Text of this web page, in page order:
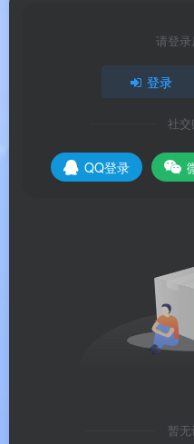
🖥️系统要求
Windows 11 全系列
注 ：官方安装版需
请登
登录
社交
QQ登录
暂